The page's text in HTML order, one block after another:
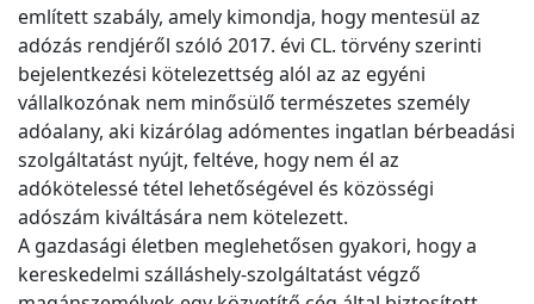
említett szabály, amely kimondja, hogy mentesül az
adózás rendjéről szóló 2017. évi CL. törvény szerinti
bejelentkezési kötelezettség alól az az egyéni
vállalkozónak nem minősülő természetes személy
adóalany, aki kizárólag adómentes ingatlan bérbeadási
szolgáltatást nyújt, feltéve, hogy nem él az
adókötelessé tétel lehetőségével és közösségi
adószám kiváltására nem kötelezett.
A gazdasági életben meglehetősen gyakori, hogy a
kereskedelmi szálláshely-szolgáltatást végző